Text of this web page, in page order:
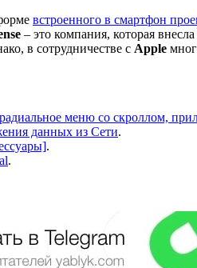
встроенного в смартфон
– это компания, которая
в сотрудничестве с Apple
меню со скроллом,
данных из Сети.
.
.